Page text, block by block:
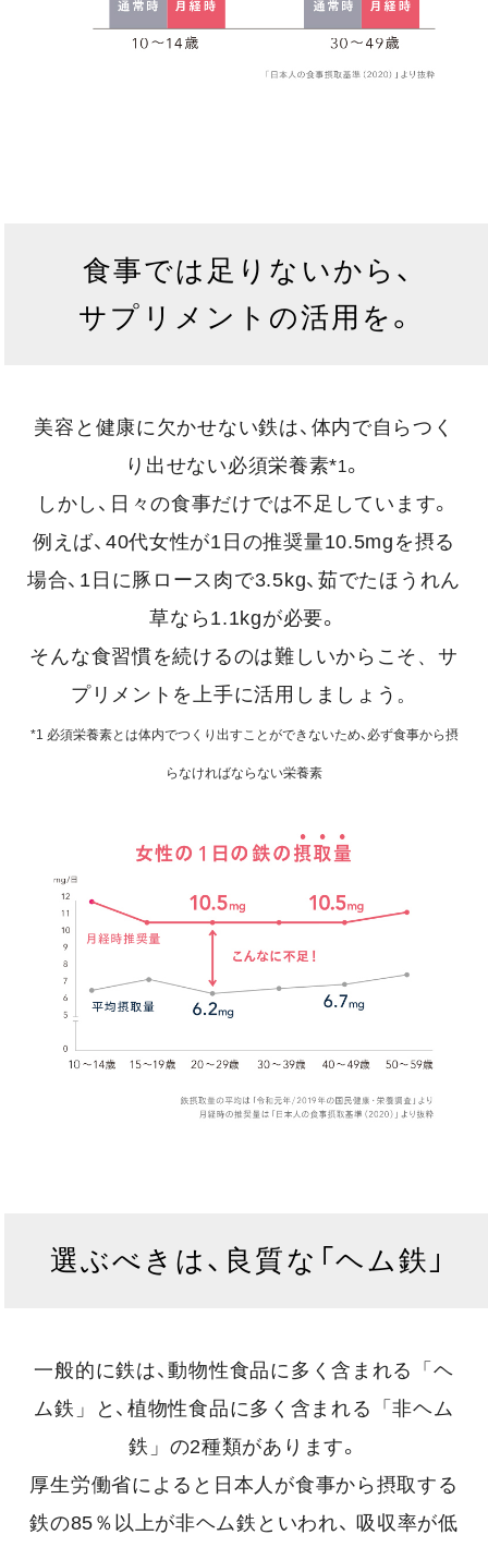
食事では足りないから、
サプリメントの活用を。
美容と健康に欠かせない鉄は、体内で自らつく
り出せない必須栄養素*1。
しかし、日々の食事だけでは不足しています。
例えば、40代女性が1日の推奨量10.5mgを摂る
場合、1日に豚ロース肉で3.5kg、茹でたほうれん
草なら1.1kgが必要。
そんな食習慣を続けるのは難しいからこそ、サ
プリメントを上手に活用しましょう。
*1 必須栄養素とは体内でつくり出すことができないため、必ず食事から摂
らなければならない栄養素
選ぶべきは、良質な「ヘム鉄」
一般的に鉄は、動物性食品に多く含まれる
「ヘ
ム鉄」
と、植物性食品に多く含まれる
「非ヘム
鉄」 の2種類があります。
厚生労働省によると日本人が食事から摂取する
鉄の85％以上が非ヘム鉄といわれ、 吸収率が低